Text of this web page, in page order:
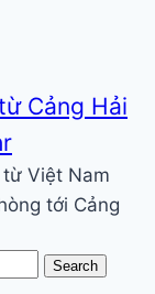
Cảng Hải
Việt Nam
tới Cảng
Search